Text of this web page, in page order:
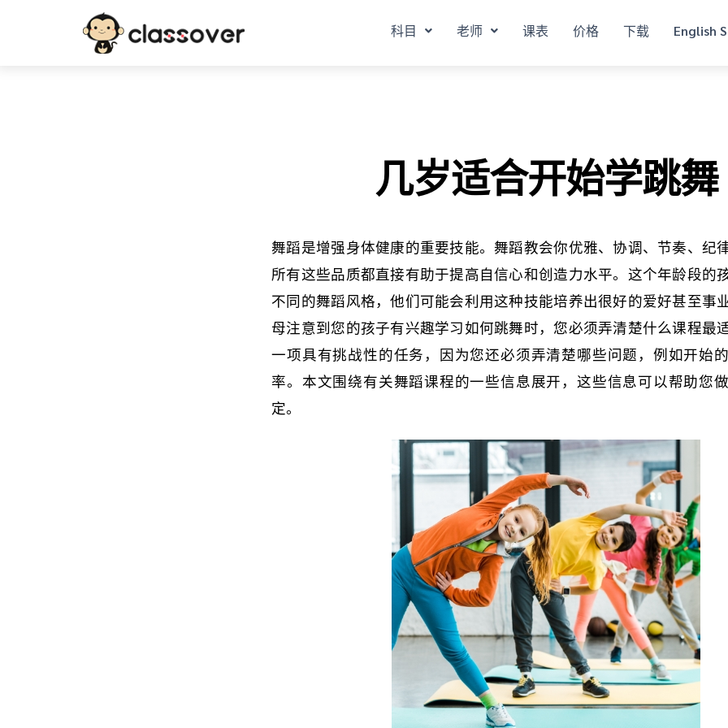
科目 老师 课表 价格 下载 English
几岁适合开始学跳舞
舞蹈是增强身体健康的重要技能。舞蹈教会你优雅、协调、节奏、纪
所有这些品质都直接有助于提高自信心和创造力水平。这个年龄段的
不同的舞蹈风格，他们可能会利用这种技能培养出很好的爱好甚至事
母注意到您的孩子有兴趣学习如何跳舞时，您必须弄清楚什么课程最
一项具有挑战性的任务，因为您还必须弄清楚哪些问题，例如开始
率。本文围绕有关舞蹈课程的一些信息展开，这些信息可以帮助您
定。